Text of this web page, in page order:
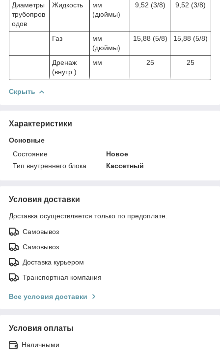
Диаметры
трубопров
одов
Жидкость
мм
(дюймы)
9,52 (3/8) 9,52 (3/8)
Газ
мм
(дюймы)
15,88 (5/8) 15,88 (5/8)
Дренаж
(внутр.)
мм 25 25
Скрыть
Характеристики
Основные
Состояние
Новое
Тип внутреннего блока
Кассетный
Условия доставки
Доставка осуществляется только по предоплате.
Самовывоз
Самовывоз
Доставка курьером
Транспортная компания
Все условия доставки
Условия оплаты
Наличными